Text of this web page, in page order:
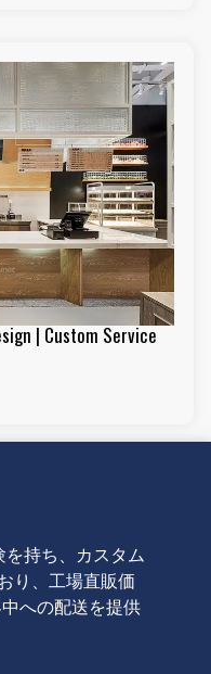
| Custom Service
持ち、カスタム
り、工場直販価
への配送を提供